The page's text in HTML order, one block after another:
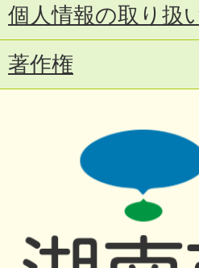
個人情報の取り扱
著作権